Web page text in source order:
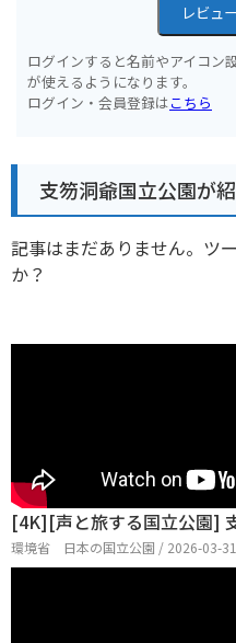
レビュ
ログインすると名前やアイコン
が使えるようになります。
ログイン・会員登録はこちら
支笏洞爺国立公園が
記事はまだありません。ツ
か？
[4K][声と旅する国立公園]
環境省 日本の国立公園 / 2026-03-31